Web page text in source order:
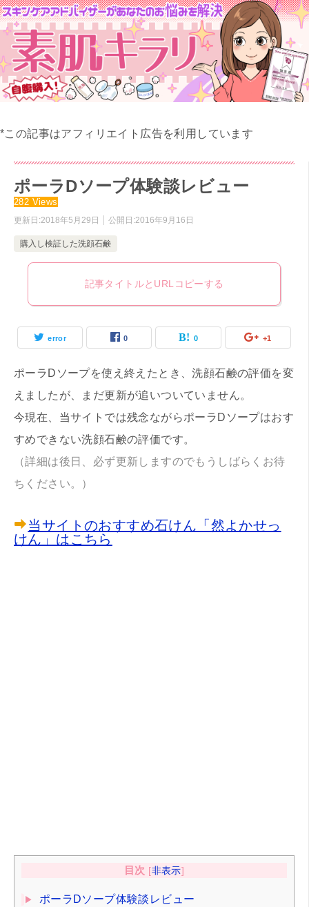
*この記事はアフィリエイト広告を利用しています
ポーラDソープ体験談レビュー
更新日:2018年5月29日 公開日:2016年9月16日
282 Views
購入し検証した洗顔石鹸
記事タイトルとURLコピーする
error 0 0 +1
ポーラDソープを使え終えたとき、洗顔石鹸の評価を変
えましたが、まだ更新が追いついていません。
今現在、当サイトでは残念ながらポーラDソープはおす
すめできない洗顔石鹸の評価です。
（詳細は後日、必ず更新しますのでもうしばらくお待
ちください。）
当サイトのおすすめ石けん「然よかせっ
けん」はこちら
目次 [非表示]
ポーラDソープ体験談レビュー